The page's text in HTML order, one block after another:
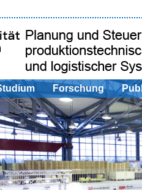
Forschung